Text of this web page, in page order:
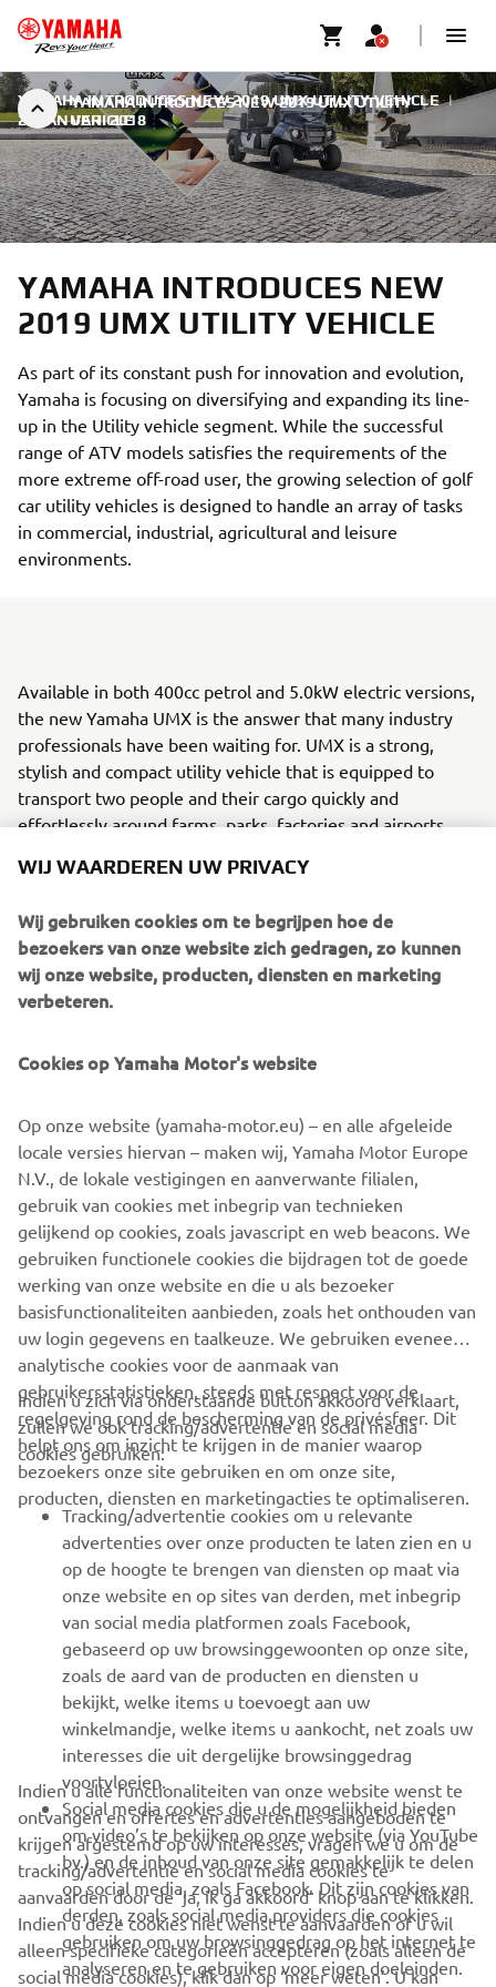
YAMAHA INTRODUCES NEW 2019 UMX UTILITY
VEHICLE
YAMAHA INTRODUCES NEW 2019 UMX UTILITY VEHICLE |
22 JANUARI 2018
YAMAHA INTRODUCES NEW
2019 UMX UTILITY VEHICLE
As part of its constant push for innovation and evolution,
Yamaha is focusing on diversifying and expanding its line-
up in the Utility vehicle segment. While the successful
range of ATV models satisfies the requirements of the
more extreme off-road user, the growing selection of golf
car utility vehicles is designed to handle an array of tasks
in commercial, industrial, agricultural and leisure
environments.
Available in both 400cc petrol and 5.0kW electric versions,
the new Yamaha UMX is the answer that many industry
professionals have been waiting for. UMX is a strong,
stylish and compact utility vehicle that is equipped to
transport two people and their cargo quickly and
effortlessly around farms, parks, factories and airports.
UMX offers the versatility, user-friendliness and durability
handle everything from site maintenance duties and light
farming through to gardening and housekeeping chores.
Its rugged design enables the UMX to be driven over a
suspension and two separate seats ensure a comfortable
Equipped with a large rear cargo bed and convenient front
storage compartment, the UMX is an asset to any business
- and with its easy to use controls and ergonomic design,
this new Yamaha utility vehicle ensures that every
member of the workforce gets the job done more
efficiently.
CORPORATE
BUSINESS
MEER YAMAHA
SUPPORT
NIEUWSBRIEF
Wees de eerste die meer te weten komt over de nieuwste deals,
speciale evenementen, nieuwe producten en nog veel meer
ABONNEREN
Lees ons privacybeleid om te leren hoe we uw persoonlijke
gegevens verwerken:Privacyverklaring
WIJ WAARDEREN UW PRIVACY
Wij gebruiken cookies om te begrijpen hoe de
bezoekers van onze website zich gedragen, zo kunnen
wij onze website, producten, diensten en marketing
verbeteren.
Cookies op Yamaha Motor's website
Op onze website (yamaha-motor.eu) – en alle afgeleide
locale versies hiervan – maken wij, Yamaha Motor Europe
N.V., de lokale vestigingen en aanverwante filialen,
gebruik van cookies met inbegrip van technieken
gelijkend op cookies, zoals javascript en web beacons. We
gebruiken functionele cookies die bijdragen tot de goede
werking van onze website en die u als bezoeker
basisfunctionaliteiten aanbieden, zoals het onthouden van
uw login gegevens en taalkeuze. We gebruiken eveneens
analytische cookies voor de aanmaak van
gebruikersstatistieken, steeds met respect voor de
regelgeving rond de bescherming van de privésfeer. Dit
helpt ons om inzicht te krijgen in de manier waarop
bezoekers onze site gebruiken en om onze site,
producten, diensten en marketingacties te optimaliseren.
Indien u zich via onderstaande button akkoord verklaart,
zullen we ook tracking/advertentie en social media
cookies gebruiken:
Tracking/advertentie cookies om u relevante
advertenties over onze producten te laten zien en u
op de hoogte te brengen van diensten op maat via
onze website en op sites van derden, met inbegrip
van social media platformen zoals Facebook,
gebaseerd op uw browsinggewoonten op onze site,
zoals de aard van de producten en diensten u
bekijkt, welke items u toevoegt aan uw
winkelmandje, welke items u aankocht, net zoals uw
interesses die uit dergelijke browsinggedrag
voortvloeien.
Social media cookies die u de mogelijkheid bieden
om video’s te bekijken op onze website (via YouTube
bv.) en de inhoud van onze site gemakkelijk te delen
op social media, zoals Facebook. Dit zijn cookies van
derden, zoals social media providers die cookies
gebruiken om uw browsinggedrag op het internet te
analyseren en te gebruiken voor eigen doeleinden.
Indien u alle functionaliteiten van onze website wenst te
ontvangen en offertes en advertenties aangeboden te
krijgen afgestemd op uw interesses, vragen we u om de
tracking/advertentie en social media cookies te
aanvaarden door de ‘ja, ik ga akkoord’ knop aan te klikken.
Indien u deze cookies niet wenst te aanvaarden of u wil
alleen specifieke categorieën accepteren (zoals alleen de
social media cookies), klik dan op ‘meer weten’. U kan